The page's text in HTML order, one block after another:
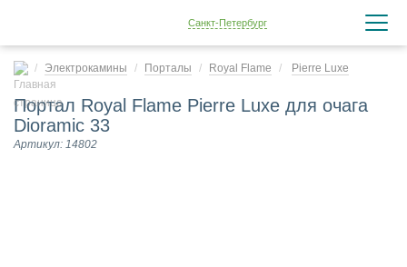
Санкт-Петербург
Электрокамины Порталы Royal Flame Pierre Luxe
Портал Royal Flame Pierre Luxe для очага
Dioramic 33
Артикул: 14802